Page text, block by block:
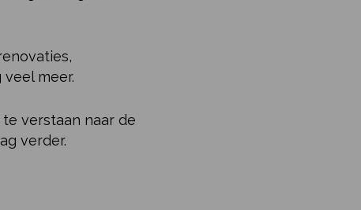
meer.
verstaan naar de
verder.